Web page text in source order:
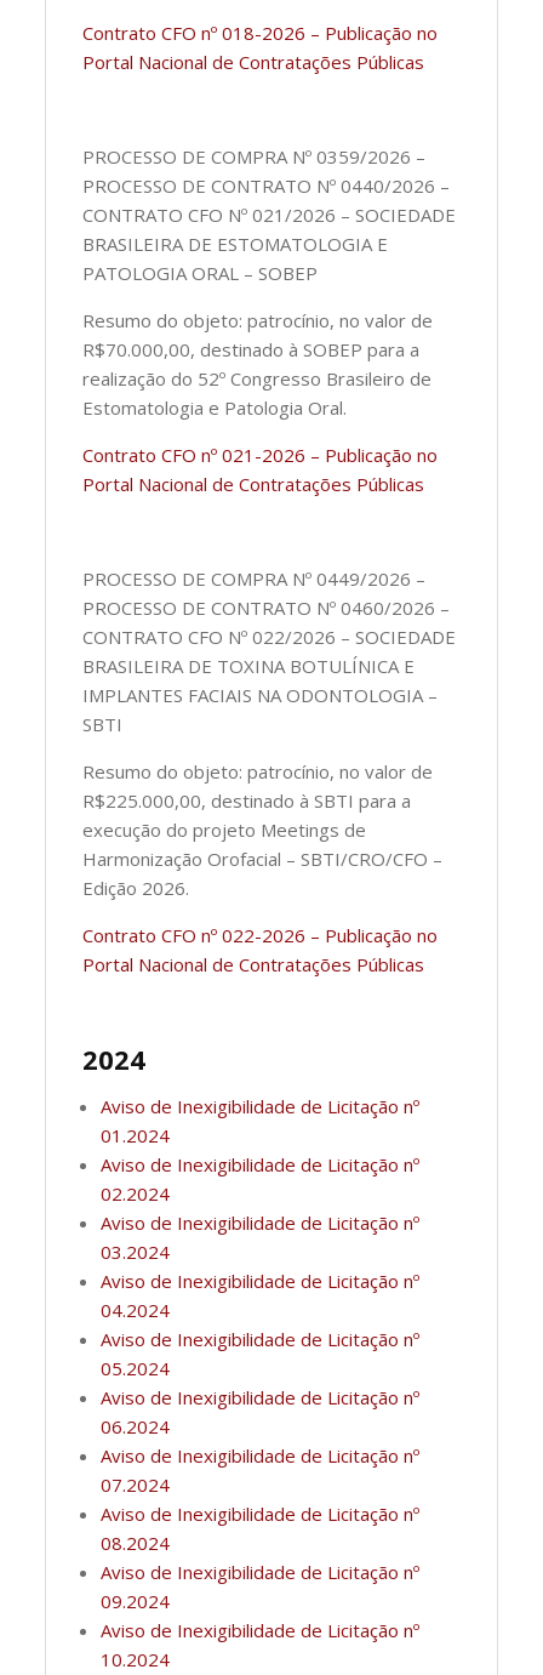
Contrato CFO nº 018-2026 – Publicação no
Portal Nacional de Contratações Públicas
PROCESSO DE COMPRA Nº 0359/2026 –
PROCESSO DE CONTRATO Nº 0440/2026 –
CONTRATO CFO Nº 021/2026 – SOCIEDADE
BRASILEIRA DE ESTOMATOLOGIA E
PATOLOGIA ORAL – SOBEP
Resumo do objeto: patrocínio, no valor de
R$70.000,00, destinado à SOBEP para a
realização do 52º Congresso Brasileiro de
Estomatologia e Patologia Oral.
Contrato CFO nº 021-2026 – Publicação no
Portal Nacional de Contratações Públicas
PROCESSO DE COMPRA Nº 0449/2026 –
PROCESSO DE CONTRATO Nº 0460/2026 –
CONTRATO CFO Nº 022/2026 – SOCIEDADE
BRASILEIRA DE TOXINA BOTULÍNICA E
IMPLANTES FACIAIS NA ODONTOLOGIA –
SBTI
Resumo do objeto: patrocínio, no valor de
R$225.000,00, destinado à SBTI para a
execução do projeto Meetings de
Harmonização Orofacial – SBTI/CRO/CFO –
Edição 2026.
Contrato CFO nº 022-2026 – Publicação no
Portal Nacional de Contratações Públicas
2024
Aviso de Inexigibilidade de Licitação nº
01.2024
Aviso de Inexigibilidade de Licitação nº
02.2024
Aviso de Inexigibilidade de Licitação nº
03.2024
Aviso de Inexigibilidade de Licitação nº
04.2024
Aviso de Inexigibilidade de Licitação nº
05.2024
Aviso de Inexigibilidade de Licitação nº
06.2024
Aviso de Inexigibilidade de Licitação nº
07.2024
Aviso de Inexigibilidade de Licitação nº
08.2024
Aviso de Inexigibilidade de Licitação nº
09.2024
Aviso de Inexigibilidade de Licitação nº
10.2024